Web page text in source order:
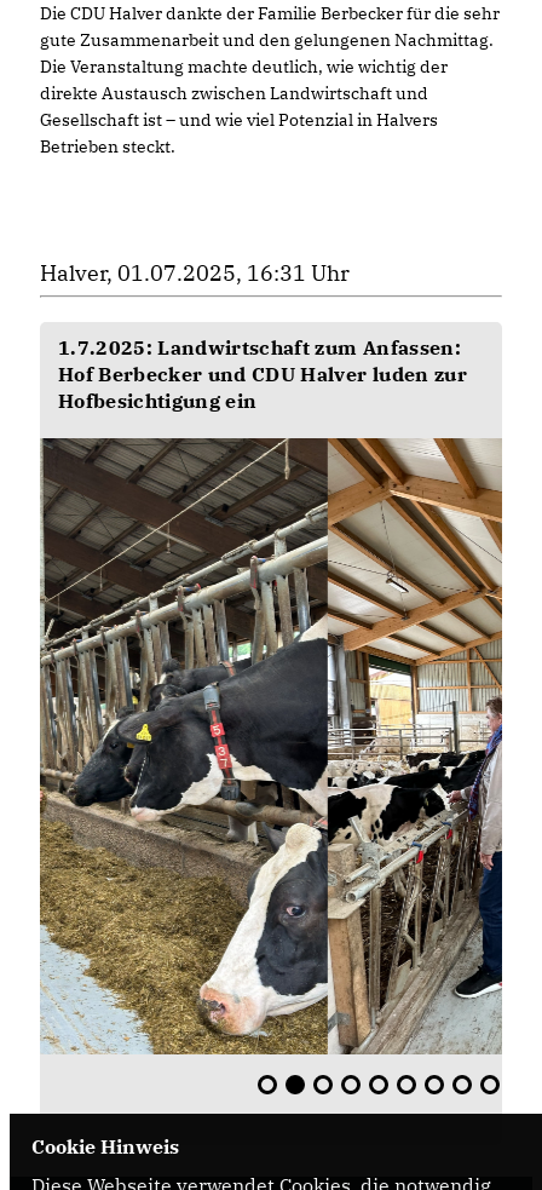
Die CDU Halver dankte der Familie Berbecker für die sehr
gute Zusammenarbeit und den gelungenen Nachmittag.
Die Veranstaltung machte deutlich, wie wichtig der
direkte Austausch zwischen Landwirtschaft und
Gesellschaft ist – und wie viel Potenzial in Halvers
Betrieben steckt.
Halver, 01.07.2025, 16:31 Uhr
1.7.2025: Landwirtschaft zum Anfassen:
Hof Berbecker und CDU Halver luden zur
Hofbesichtigung ein
Cookie Hinweis
Diese Webseite verwendet Cookies, die notwendig